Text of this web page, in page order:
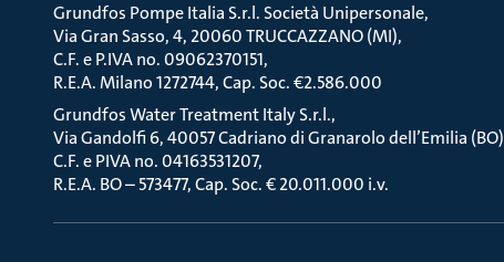
Grundfos Pompe Italia S.r.l. Società Unipersonale
Via Gran Sasso, 4, 20060 TRUCCAZZANO (MI)
C.F. e P.IVA no. 09062370151
R.E.A. Milano 1272744, Cap. Soc. €2.586.000
Grundfos Water Treatment Italy S.r.l.
Via Gandolfi 6, 40057 Cadriano di Granarolo dell’Emilia (BO)
C.F. e PIVA no. 04163531207
R.E.A. BO – 573477, Cap. Soc. € 20.011.000 i.v.